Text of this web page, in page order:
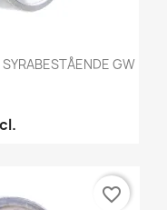
GW
favorite_border